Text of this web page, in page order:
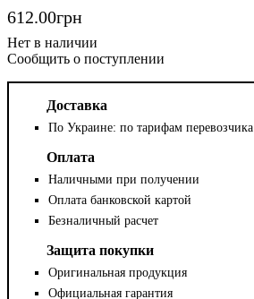
612.00грн
Сообщить о поступлении
Доставка
По Украине: по тарифам перевозчика
Оплата
Наличными при получении
Оплата банковской картой
Безналичный расчет
Защита покупки
Оригинальная продукция
Официальная гарантия